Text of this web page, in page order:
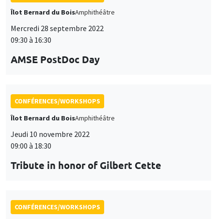
Îlot Bernard du BoisAmphithéâtre
Mercredi 28 septembre 2022
09:30 à 16:30
AMSE PostDoc Day
CONFÉRENCES/WORKSHOPS
Îlot Bernard du BoisAmphithéâtre
Jeudi 10 novembre 2022
09:00 à 18:30
Tribute in honor of Gilbert Cette
CONFÉRENCES/WORKSHOPS